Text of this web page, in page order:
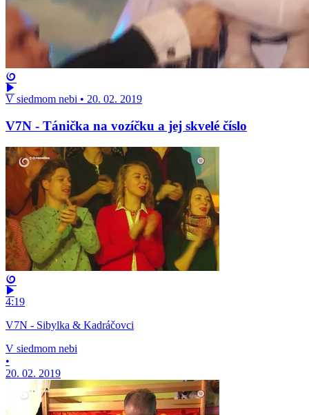
V siedmom nebi • 20. 02. 2019
V7N - Tánička na vozíčku a jej skvelé číslo
4:19
V7N - Sibylka & Kadráčovci
V siedmom nebi
•
20. 02. 2019